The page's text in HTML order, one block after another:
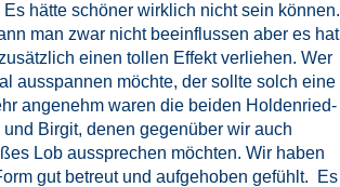
hätte schöner wirklich nicht sein können.
man zwar nicht beeinflussen aber es hat
einen tollen Effekt verliehen. Wer
ausspannen möchte, der sollte solch eine
angenehm waren die beiden Holdenried-
und Birgit, denen gegenüber wir auch
Lob aussprechen möchten. Wir haben
gut betreut und aufgehoben gefühlt. Es